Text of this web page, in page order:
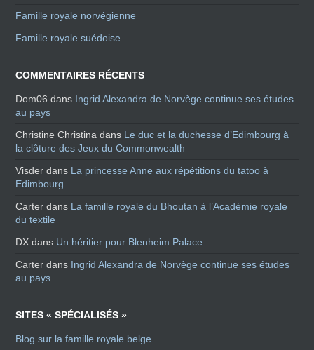
Famille royale norvégienne
Famille royale suédoise
COMMENTAIRES RÉCENTS
Dom06 dans Ingrid Alexandra de Norvège continue ses études
au pays
Christine Christina dans Le duc et la duchesse d’Edimbourg à
la clôture des Jeux du Commonwealth
Visder dans La princesse Anne aux répétitions du tatoo à
Edimbourg
Carter dans La famille royale du Bhoutan à l’Académie royale
du textile
DX dans Un héritier pour Blenheim Palace
Carter dans Ingrid Alexandra de Norvège continue ses études
au pays
SITES « SPÉCIALISÉS »
Blog sur la famille royale belge